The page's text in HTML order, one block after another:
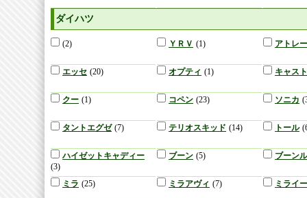
ダイハツ
(2) ＹＲＶ (1) アトレー
エッセ (20) オプティ (1) キャス
クー (1) コペン (23) ソニカ
タントエグゼ (7) テリオスキッド (14) トール
ハイゼットキャディー
(3)
ブーン (5) ブーン
ミラ (25) ミラアヴィ (7) ミライ